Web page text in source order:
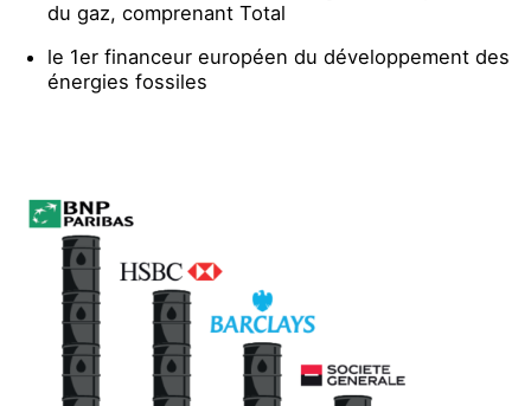
du gaz, comprenant Total
le 1er financeur européen du développement des
énergies fossiles